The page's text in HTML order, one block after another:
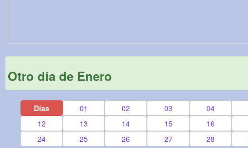
Otro día de Enero
Días 01 02 03 04
12
13 14 15 16
24
25 26 27 28